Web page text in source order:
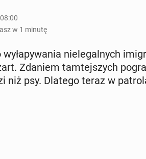
w 1 minutę
wy­ła­py­wa­nia nie­le­gal­nych
Zdaniem tam­tej­szych
niż psy. Dlatego teraz w